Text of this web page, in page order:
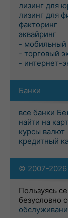
лизинг для
лизинг для
факторинг
эквайринг
- мобильный
- торговый
- интернет-
Банки
все банки
найти на
курсы валют
кредитный
© 2007-
Пользуясь
безусловно